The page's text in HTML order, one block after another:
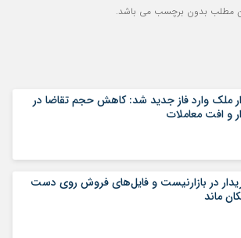
مطلب بدون برچسب می باشد.
ملک وارد فاز جدید شد: کاهش حجم تقاضا در
و افت معاملات
در بازارنیست و فایل‌های فروش روی دست
ماند